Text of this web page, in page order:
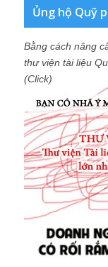
Ủng hộ Quỹ
Bằng cách nâng
thư viện tài liệu
(Click)